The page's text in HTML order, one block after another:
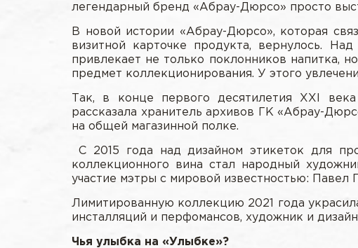
легендарный бренд «Абрау-Дюрсо» просто
В новой истории «Абрау-Дюрсо», которая
визитной карточке продукта, вернулось.
привлекает не только поклонников напитка,
предмет коллекционирования. У этого
Так, в конце первого десятилетия XXI
рассказала хранитель архивов ГК «Абрау-
на общей магазинной полке.
С 2015 года над дизайном этикеток для
коллекционного вина стал народный
участие мэтры с мировой известностью:
Лимитированную коллекцию 2021 года
инсталляций и перфомансов, художник и
Чья улыбка на «Улыбке»?